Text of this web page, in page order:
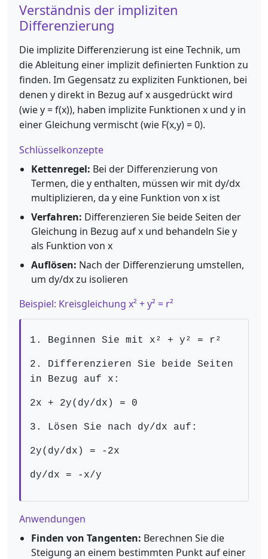
Verständnis der impliziten
Differenzierung
Die implizite Differenzierung ist eine Technik, um
die Ableitung einer implizit definierten Funktion zu
finden. Im Gegensatz zu expliziten Funktionen, bei
denen y direkt in Bezug auf x ausgedrückt wird
(wie y = f(x)), haben implizite Funktionen x und y in
einer Gleichung vermischt (wie F(x,y) = 0).
Schlüsselkonzepte
Kettenregel: Bei der Differenzierung von
Termen, die y enthalten, müssen wir mit dy/dx
multiplizieren, da y eine Funktion von x ist
Verfahren: Differenzieren Sie beide Seiten der
Gleichung in Bezug auf x und behandeln Sie y
als Funktion von x
Auflösen: Nach der Differenzierung umstellen,
um dy/dx zu isolieren
Beispiel: Kreisgleichung x² + y² = r²
1. Beginnen Sie mit x² + y² = r²
2. Differenzieren Sie beide Seiten
in Bezug auf x:
2x + 2y(dy/dx) = 0
3. Lösen Sie nach dy/dx auf:
2y(dy/dx) = -2x
dy/dx = -x/y
Anwendungen
Finden von Tangenten: Berechnen Sie die
Steigung an einem bestimmten Punkt auf einer